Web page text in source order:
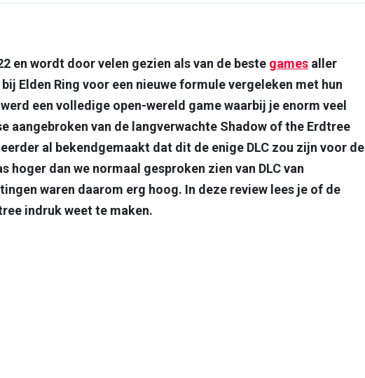
en wordt door velen gezien als van de beste games aller
Elden Ring voor een nieuwe formule vergeleken met hun
een volledige open-wereld game waarbij je enorm veel
aangebroken van de langverwachte Shadow of the Erdtree
al bekendgemaakt dat dit de enige DLC zou zijn voor de
hoger dan we normaal gesproken zien van DLC van
waren daarom erg hoog. In deze review lees je of de
indruk weet te maken.